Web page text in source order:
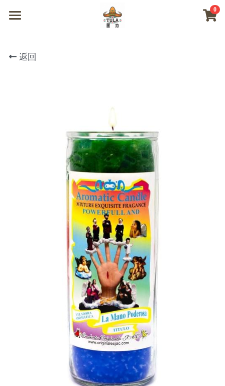
0
商城
微信联系
返回
×
商品分类
所有商品分类